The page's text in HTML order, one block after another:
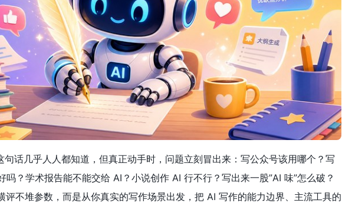
话几乎人人都知道，但真正动手时，问题立刻冒出来：写公众号该用哪个？写
吗？学术报告能不能交给 AI？小说创作 AI 行不行？写出来一股”AI 味”怎么破？
评不堆参数，而是从你真实的写作场景出发，把 AI 写作的能力边界、主流工具的